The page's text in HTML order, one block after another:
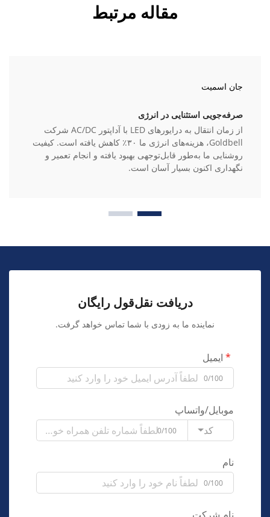
مقاله مرتبط
جان اسمیت
صرفه‌جویی استثنایی در انرژی
از زمان انتقال به درایورهای LED با آداپتور AC/DC شرکت
Goldbell، هزینه‌های انرژی ما ۳۰٪ کاهش یافته است. کیفیت
روشنایی ما به‌طور قابل‌توجهی بهبود یافته و انجام تعمیر و
نگهداری اکنون بسیار آسان است.
دریافت نقل‌قول رایگان
نماینده ما به زودی با شما تماس خواهد گرفت.
ایمیل
0/100
موبایل/واتساپ
کد
0/100
نام
0/100